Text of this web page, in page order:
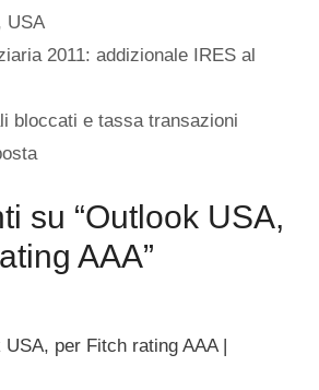
USA
2011: addizionale IRES al
bloccati e tassa transazioni
su “Outlook USA,
AAA”
per Fitch rating AAA |